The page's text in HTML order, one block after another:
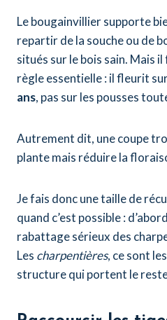
Le bougainvillier supporte
repartir de la souche ou de
situés sur le bois sain. Mais
règle essentielle : il fleurit
ans, pas sur les pousses
Autrement dit, une coupe
plante mais réduire la
Je fais donc une taille de
quand c’est possible :
rabattage sérieux des
Les charpentières, ce sont
structure qui portent le